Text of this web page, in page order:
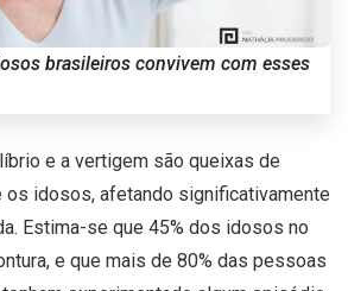
brasileiros convivem com esses
e a vertigem são queixas de
os idosos, afetando significativamente
Estima-se que 45% dos idosos no
e que mais de 80% das pessoas